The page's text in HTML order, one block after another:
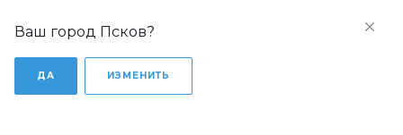
Ваш город Псков?
ДА ИЗМЕНИТЬ